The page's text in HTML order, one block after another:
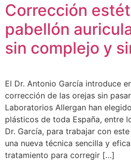
Corrección
pabellón
sin complejo y
El Dr. Antonio García introduce
corrección de las orejas sin
Laboratorios Allergan han
plásticos de toda España, entre
Dr. García, para trabajar con
una nueva técnica sencilla y
tratamiento para corregir […]